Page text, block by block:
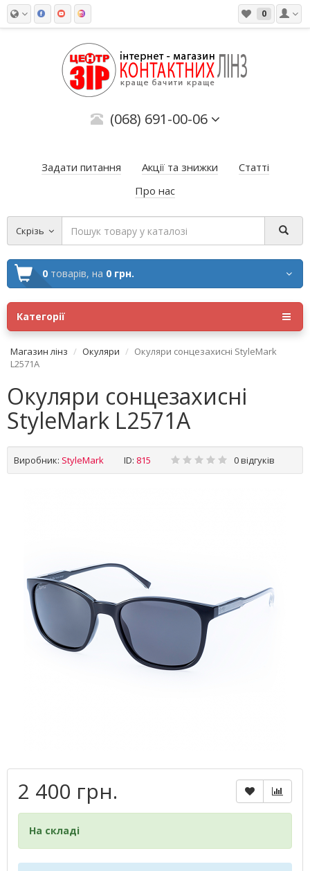
0
(068) 691-00-06
Задати питання Акції та знижки
Статті
Про нас
Скрізь
0 товарів, на 0 грн.
Категорії
Магазин лінз Окуляри
Окуляри сонцезахисні StyleMark
L2571A
Окуляри сонцезахисні
StyleMark L2571A
Виробник: StyleMark ID: 815 0 відгуків
2 400 грн.
На складі